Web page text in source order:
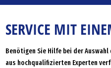
SERVICE MIT
Benötigen Sie Hilfe bei der
aus hochqualifizierten Experten